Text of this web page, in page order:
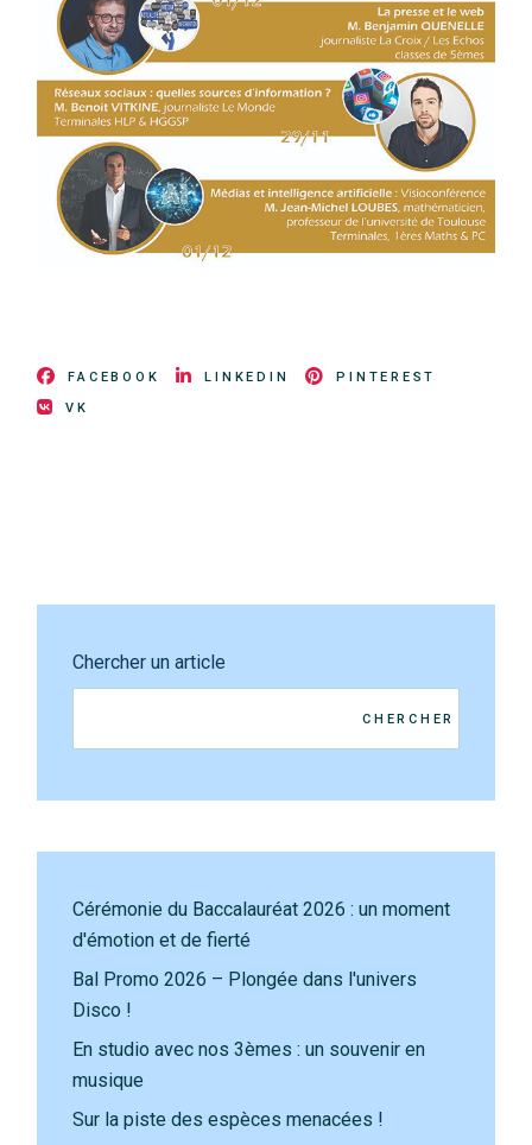
FACEBOOK LINKEDIN
PINTEREST
VK
Chercher un article
CHERCHER
Cérémonie du Baccalauréat 2026 : un moment
d'émotion et de fierté
Bal Promo 2026 – Plongée dans l'univers
Disco !
En studio avec nos 3èmes : un souvenir en
musique
Sur la piste des espèces menacées !